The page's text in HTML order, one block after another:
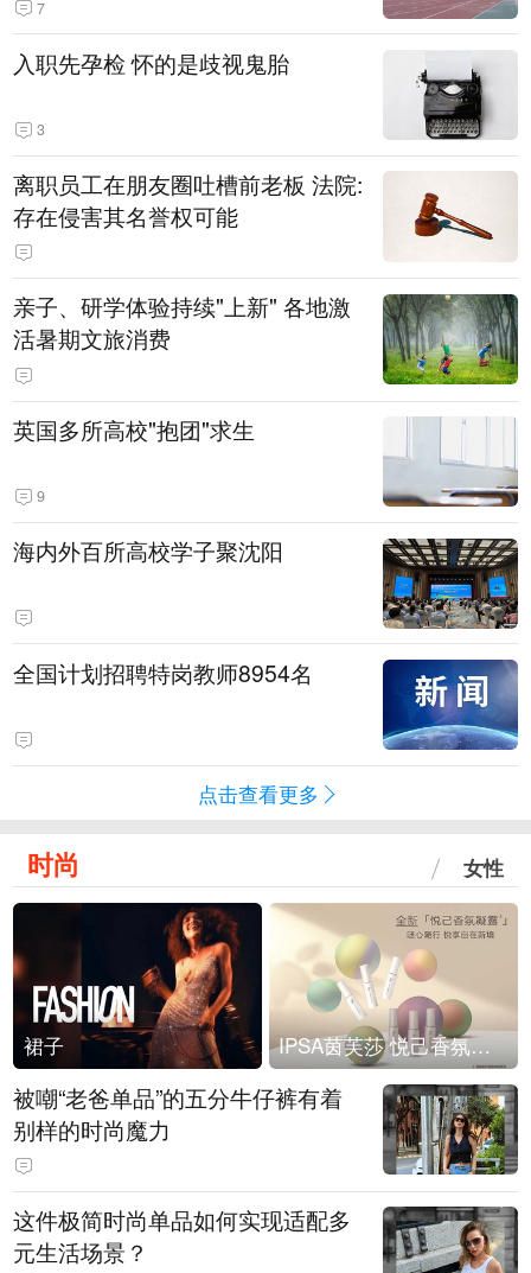
7
入职先孕检 怀的是歧视鬼胎
3
离职员工在朋友圈吐槽前老板 法院:
存在侵害其名誉权可能
亲子、研学体验持续"上新" 各地激
活暑期文旅消费
英国多所高校"抱团"求生
9
海内外百所高校学子聚沈阳
全国计划招聘特岗教师8954名
点击查看更多
时尚 女性
裙子 IPSA茵芙莎 悦己香氛凝露上市
被嘲“老爸单品”的五分牛仔裤有着
别样的时尚魔力
这件极简时尚单品如何实现适配多
元生活场景？